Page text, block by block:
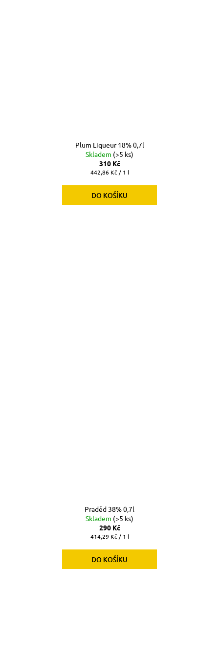
Plum Liqueur 18% 0,7l
Skladem (>5 ks)
310 Kč
Měrná
442,86 Kč / 1 l
DO KOŠÍKU
Praděd 38% 0,7l
Skladem (>5 ks)
290 Kč
Měrná
414,29 Kč / 1 l
DO KOŠÍKU